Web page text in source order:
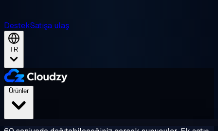
DestekSatışa ulaş
TR
Ürünler